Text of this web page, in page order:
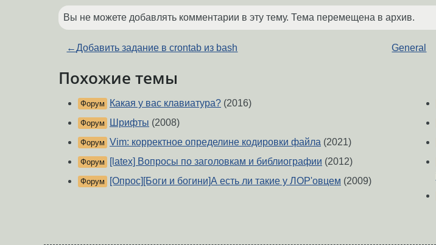
Вы не можете добавлять комментарии в эту тему. Тема перемещена в архив.
←Добавить задание в crontab из bash General
Похожие темы
Форум Какая у вас клавиатура? (2016)
Форум Шрифты (2008)
Форум Vim: корректное определине кодировки файла (2021)
Форум [latex] Вопросы по заголовкам и библиографии (2012)
Форум [Опрос][Боги и богини]А есть ли такие у ЛОР'овцем (2009)